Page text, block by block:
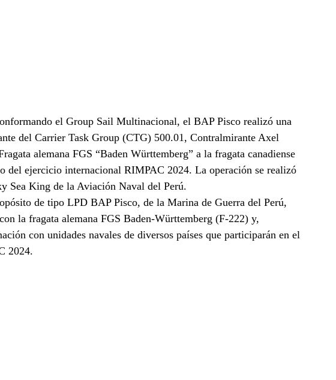
el Group Sail Multinacional, el BAP Pisco realizó una
del Carrier Task Group (CTG) 500.01, Contralmirante Axel
alemana FGS “Baden Württemberg” a la fragata canadiense
del ejercicio internacional RIMPAC 2024. La operación se realizó
Sea King de la Aviación Naval del Perú.
de tipo LPD BAP Pisco, de la Marina de Guerra del Perú,
la fragata alemana FGS Baden-Württemberg (F-222) y,
con unidades navales de diversos países que participarán en el
2024.